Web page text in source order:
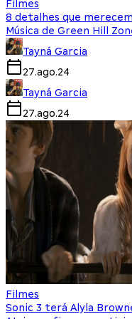
Filmes
8 detalhes que
Música de Green Hill
Tayná Garcia
27.ago.24
Tayná Garcia
27.ago.24
Filmes
Sonic 3 terá Alyla